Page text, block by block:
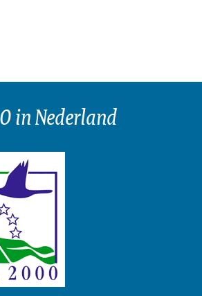
in Nederland